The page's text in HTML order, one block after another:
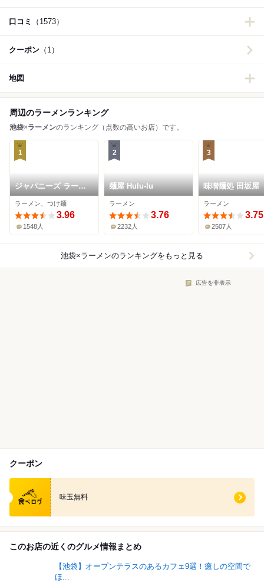
口コミ （1573）
クーポン （1）
地図
周辺のラーメンランキング
池袋×ラーメンのランキング（点数の高いお店）です。
1
ジャパニーズ ラーメ
ン 五感
ラーメン、つけ麺
3.96
1548人
2
麺屋 Hulu-lu
ラーメン
3.76
2232人
3
味噌麺処 田坂屋
ラーメン
3.75
2507人
池袋×ラーメンのランキングをもっと見る
広告を非表示
クーポン
食べログ クーポン
味玉無料
このお店の近くのグルメ情報まとめ
【池袋】オープンテラスのあるカフェ9選！癒しの空間で
ほ...